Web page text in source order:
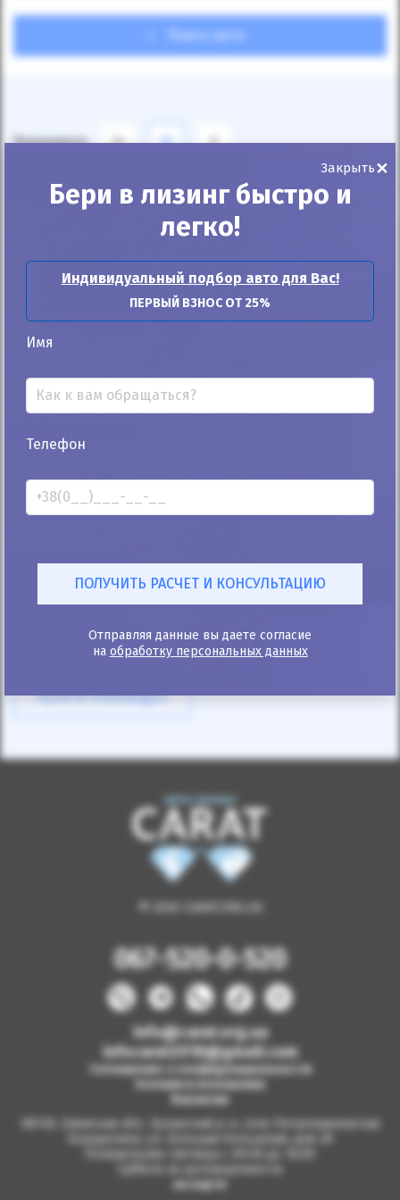
Поиск авто
Показывать 24 12 6
По умолчанию
Автомобиль продан
Volkswagen Fox 2008
142к
Ручная/Механика
Бензин
ID: 489692
Купити Volkswagen
067-520-0-520
info@carat.org.ua
infocarat2018@gmail.com
Соглашение о конфиденциальности
Условия и положения
Вакансии
08130, Киевская обл., Бучанский р-н, село Петропавловская
на карте
Закрыть×
Бери в лизинг быстро и
легко!
Индивидуальный подбор авто для Вас!
ПЕРВЫЙ ВЗНОС ОТ 25%
Имя
Телефон
Отправляя данные вы даете согласие
на обработку персональных данных